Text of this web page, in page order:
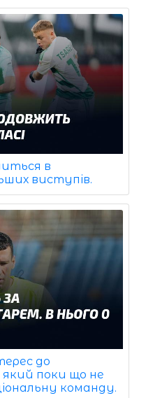
в
виступів.
до
який поки що не
команду.